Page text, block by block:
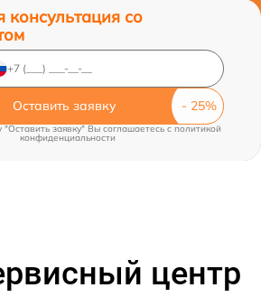
консультация со
Оставить заявку
заявку" Вы соглашаетесь cполитикой
конфиденциальности
центр